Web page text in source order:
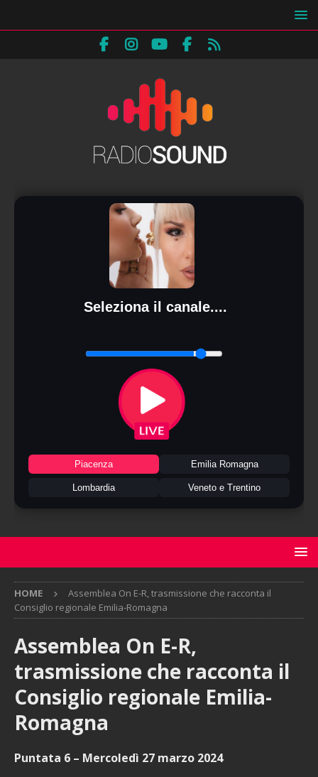
Seleziona il canale....
Piacenza Emilia Romagna
Lombardia Veneto e Trentino
HOME
Assemblea On E-R, trasmissione che racconta il
Consiglio regionale Emilia-Romagna
Assemblea On E-R,
trasmissione che racconta il
Consiglio regionale Emilia-
Romagna
Puntata 6 – Mercoledì 27 marzo 2024